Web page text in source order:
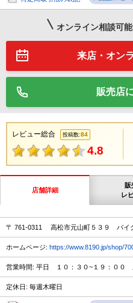
オンライン相談可
来店・オン
販売店
レビュー総合 投稿数:84
4.8
店舗詳細
販
レ
〒 761-0311 高松市元山町５３９ バイ
ホームページ: https://www.8190.jp/shop/
営業時間: 平日 １０：３０~１９：００
定休日: 毎週木曜日